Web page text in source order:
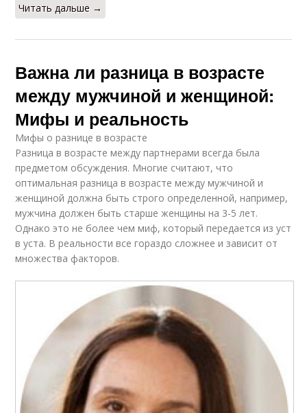
Читать дальше →
Важна ли разница в возрасте
между мужчиной и женщиной:
Мифы и реальность
Мифы о разнице в возрасте
Разница в возрасте между партнерами всегда была
предметом обсуждения. Многие считают, что
оптимальная разница в возрасте между мужчиной и
женщиной должна быть строго определенной, например,
мужчина должен быть старше женщины на 3-5 лет.
Однако это не более чем миф, который передается из уст
в уста. В реальности все гораздо сложнее и зависит от
множества факторов.